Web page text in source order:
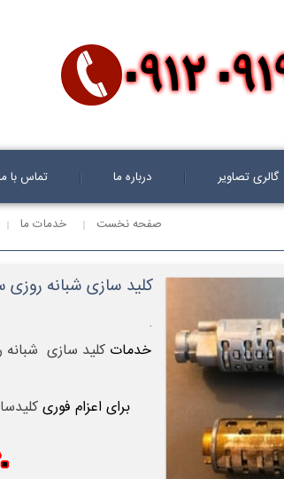
گالری تصاویر درباره ما تماس با
صفحه نخست خدمات ما
کلید سازی شبانه روزی سیار در
.
خدمات کلید سازی شبانه
برای اعزام فوری